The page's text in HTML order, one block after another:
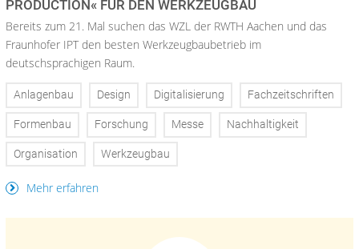
PRODUCTION« FÜR DEN WERKZEUGBAU
Bereits zum 21. Mal suchen das WZL der RWTH Aachen und das
Fraunhofer IPT den besten Werkzeugbaubetrieb im
deutschsprachigen Raum.
Anlagenbau Design Digitalisierung Fachzeitschriften
Formenbau Forschung Messe Nachhaltigkeit
Organisation Werkzeugbau
Mehr erfahren